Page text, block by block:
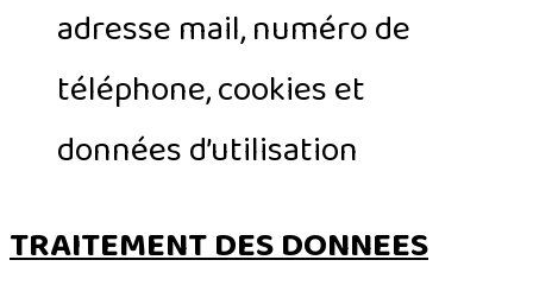
adresse mail, numéro de
téléphone, cookies et
données d’utilisation
TRAITEMENT DES DONNEES